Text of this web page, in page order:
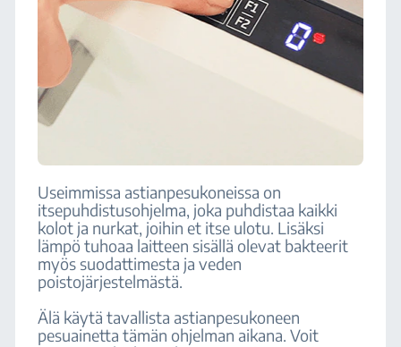
Useimmissa astianpesukoneissa on
itsepuhdistusohjelma, joka puhdistaa kaikki
kolot ja nurkat, joihin et itse ulotu. Lisäksi
lämpö tuhoaa laitteen sisällä olevat bakteerit
myös suodattimesta ja veden
poistojärjestelmästä.
Älä käytä tavallista astianpesukoneen
pesuainetta tämän ohjelman aikana. Voit